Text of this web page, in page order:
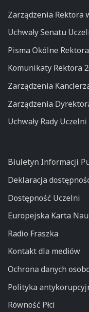
Zarządzenia Rektora
Uchwały Senatu
Pisma Okólne
Komunikaty Rektora
Zarządzenia
Zarządzenia
Uchwały Rady
Biuletyn Informacji
Deklaracja
Dostępność Uczelni
Europejska Karta
Radio Fraszka
Kontakt dla mediów
Ochrona danych
Polityka
Równość Płci